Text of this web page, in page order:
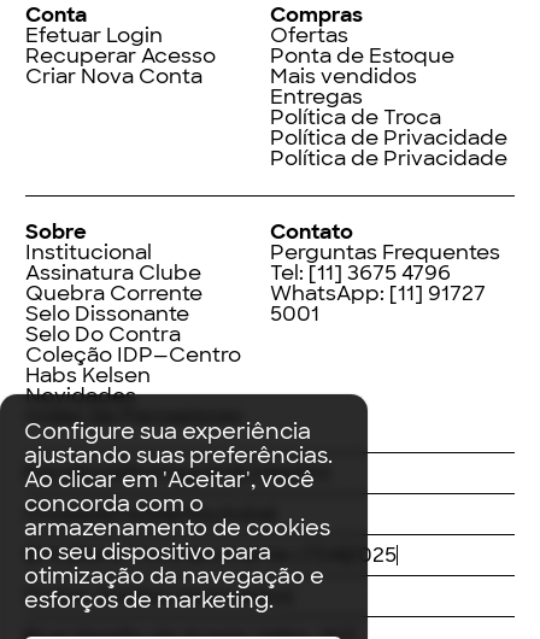
Configure sua experiência
ajustando suas preferências.
Ao clicar em 'Aceitar', você
concorda com o
armazenamento de cookies
no seu dispositivo para
otimização da navegação e
esforços de marketing.
Conta
Efetuar Login
Recuperar Acesso
Criar Nova Conta
Compras
Ofertas
Ponta de Estoque
Mais vendidos
Entregas
Política de Troca
Política de Privacidade
Política de Privacidade
Sobre
Institucional
Assinatura Clube
Quebra Corrente
Selo Dissonante
Selo Do Contra
Coleção IDP—Centro
Habs Kelsen
Novidades
Index de Pensadores
Contato
Perguntas Frequentes
Tel: [11] 3675 4796
WhatsApp: [11] 91727
5001
FacebookInstagramLinkedIn
ThreadsTwitterYoutube
© Editora Contracorrente LTDA
2025
Todos direitos reservados